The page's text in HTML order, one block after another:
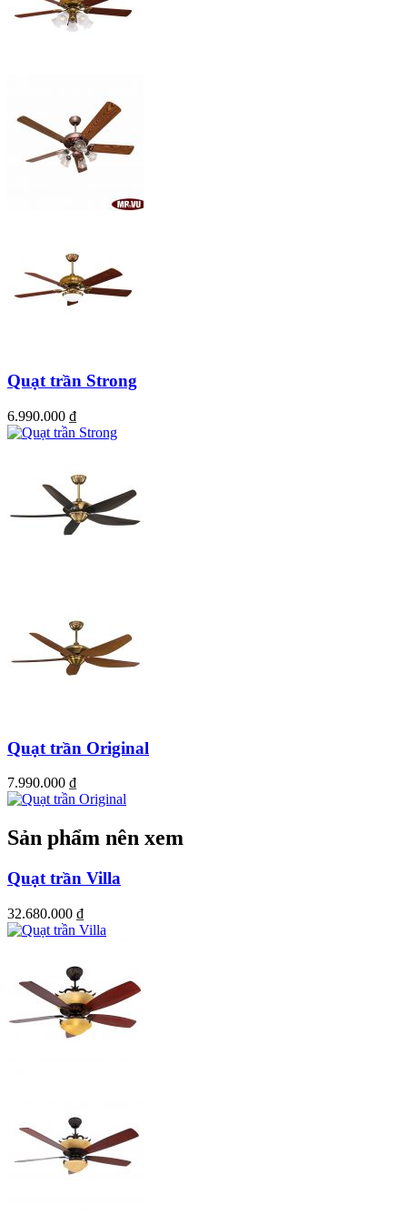
tay cánh quạt được sản xuất rất cẩn thận và dày dặn, tạo sự liên kết
bền vững giữa cánh quạt với động cơ
Quạt Classic được thiết kế với động cơ Aluminum bền bỉ cho phép
Quạt trần Strong
6.990.000 ₫
Quạt trần Original
7.990.000 ₫
Sản phẩm nên xem
Quạt trần Villa
32.680.000 ₫